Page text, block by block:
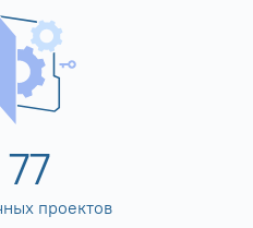
80
проектов